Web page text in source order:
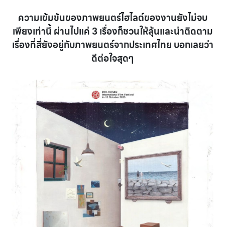
ความเข้มข้นของภาพยนตร์ไฮไลต์ของงานยังไม่จบ
เพียงเท่านี้ ผ่านไปแค่ 3 เรื่องก็ชวนให้ลุ้นและน่าติดตาม
เรื่องที่สี่ยังอยู่กับภาพยนตร์จากประเทศไทย บอกเลยว่า
ดีต่อใจสุดๆ